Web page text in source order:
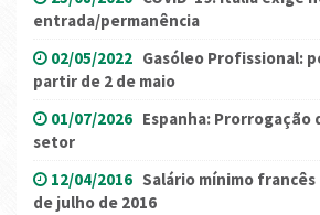
entrada/permanência
02/05/2022 Gasóleo Profissional:
partir de 2 de maio
01/07/2026 Espanha: Prorrogação
setor
12/04/2016 Salário mínimo
de julho de 2016